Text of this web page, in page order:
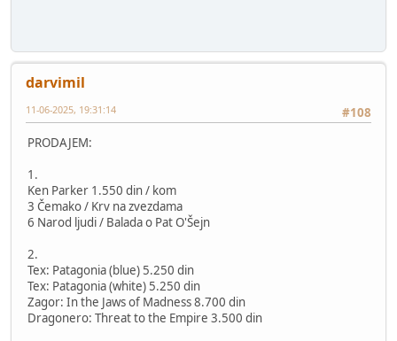
darvimil
#108
11-06-2025, 19:31:14
PRODAJEM:
1.
Ken Parker 1.550 din / kom
3 Čemako / Krv na zvezdama
6 Narod ljudi / Balada o Pat O'Šejn
2.
Tex: Patagonia (blue) 5.250 din
Tex: Patagonia (white) 5.250 din
Zagor: In the Jaws of Madness 8.700 din
Dragonero: Threat to the Empire 3.500 din